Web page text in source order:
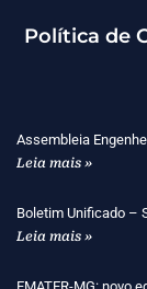
Política de
Assembleia
Leia mais »
Boletim Unificado –
Leia mais »